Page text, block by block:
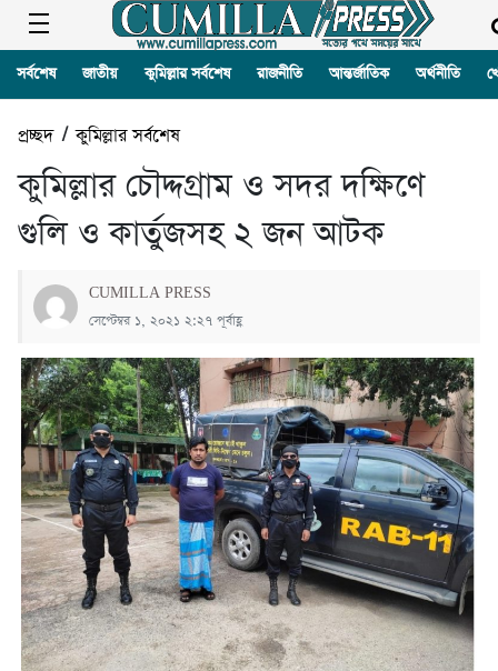
সর্বশেষ জাতীয় কুমিল্লার সর্বশেষ রাজনীতি আন্তর্জাতিক অর্থনীতি
প্রচ্ছদ/কুমিল্লার সর্বশেষ
কুমিল্লার চৌদ্দগ্রাম ও সদর দক্ষিণে
গুলি ও কার্তুজসহ ২ জন আটক
CUMILLA PRESS
সেপ্টেম্বর ১, ২০২১ ২:২৭ পূর্বাহ্ণ